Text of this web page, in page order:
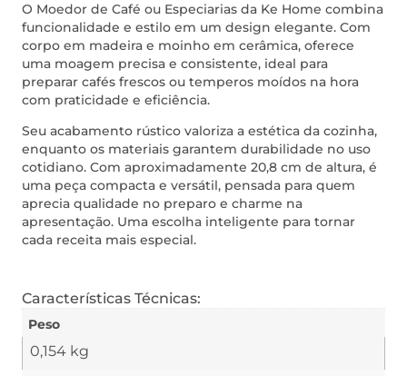
O Moedor de Café ou Especiarias da Ke Home combina
funcionalidade e estilo em um design elegante. Com
corpo em madeira e moinho em cerâmica, oferece
uma moagem precisa e consistente, ideal para
preparar cafés frescos ou temperos moídos na hora
com praticidade e eficiência.
Seu acabamento rústico valoriza a estética da cozinha,
enquanto os materiais garantem durabilidade no uso
cotidiano. Com aproximadamente 20,8 cm de altura, é
uma peça compacta e versátil, pensada para quem
aprecia qualidade no preparo e charme na
apresentação. Uma escolha inteligente para tornar
cada receita mais especial.
Características Técnicas:
Peso
0,154 kg